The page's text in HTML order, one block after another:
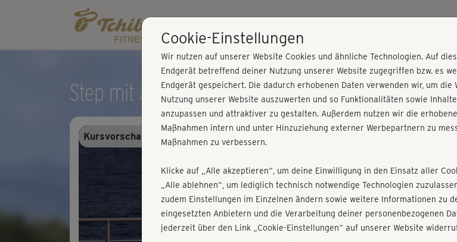
Step mit Jannie - Einführung
Kursvorschau - Anmelden und alles trainieren!
Cookie-Einstellungen
Wir nutzen auf unserer Website Cookies und ähnliche Technologien. Auf
Endgerät betreffend deiner Nutzung unserer Website zugegriffen bzw. es
Endgerät gespeichert. Die dadurch erhobenen Daten verwenden wir, um
Nutzung unserer Website auszuwerten und so Funktionalitäten sowie
anzupassen und attraktiver zu gestalten. Außerdem nutzen wir die
Maßnahmen intern und unter Hinzuziehung externer Werbepartnern zu
Maßnahmen zu verbessern.
Klicke auf „Alle akzeptieren“, um deine Einwilligung in den Einsatz aller
„Alle ablehnen“, um lediglich technisch notwendige Technologien
zudem Einstellungen im Einzelnen ändern sowie weitere Informationen zu
eingesetzten Anbietern und die Verarbeitung deiner personenbezogenen
jederzeit über den Link „Cookie-Einstellungen“ auf unserer Website